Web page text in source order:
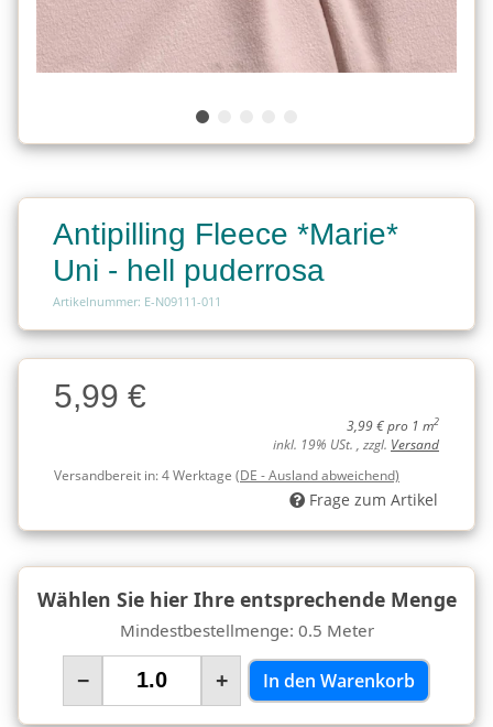
Antipilling Fleece *Marie*
Uni - hell puderrosa
Artikelnummer: E-N09111-011
Charge
Charge5,99 €
3,99 € pro 1 m2
inkl. 19% USt. , zzgl. Versand
Versandbereit in:4 Werktage (DE - Ausland abweichend)
Frage zum Artikel
Wählen Sie hier Ihre entsprechende Menge
Mindestbestellmenge: 0.5 Meter
− + In den Warenkorb